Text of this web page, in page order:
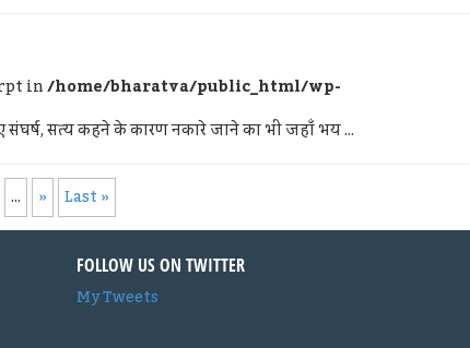
in/home/bharatva/public_html/wp-
संघर्ष, सत्य कहने के कारण नकारे जाने का भी जहाँ भय ...
... » Last »
FOLLOW US ON TWITTER
My Tweets